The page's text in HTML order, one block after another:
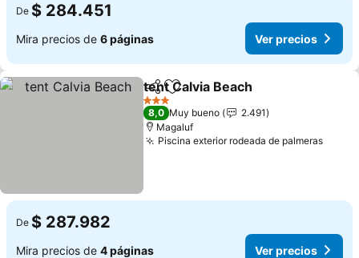
De $ 284.451
Mira precios de 6 páginas Ver precios
CompartirAgregar a favoritos
tent Calvia Beach
3 Estrellas
8,0 Muy bueno
2.491
Magaluf
Piscina exterior rodeada de palmerasVer
De $ 287.982
Mira precios de 4 páginas Ver precios